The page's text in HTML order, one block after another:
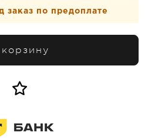
заказ по предоплате